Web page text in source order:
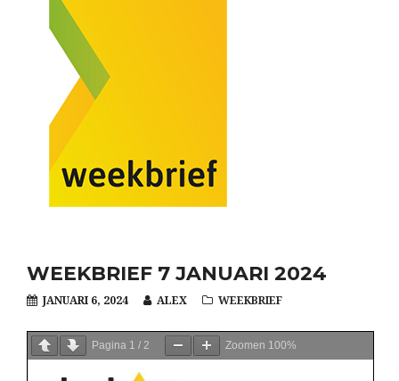
WEEKBRIEF 7 JANUARI 2024
JANUARI 6, 2024 ALEX WEEKBRIEF
Pagina 1 / 2 Zoomen 100%